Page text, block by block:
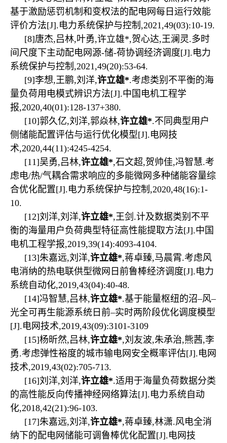
基于激励惩罚机制和变权法的配电网每日运行效能
评价方法[J].电力系统保护与控制 ,2021,49(03):10-19.
[8]唐杰, 吕林,叶勇,许立雄*,贺心达,王澜灵.多时
间尺度下主动配电网源-储-荷协调经济调度[J].电力
系统保护与控制 ,2021,49(20):53-64.
[9]李想,王鹏,刘洋,许立雄*.考虑类别不平衡的海
量负荷用电模式辨识方法[J].中国电机工程学
报,2020,40(01):128-137+380.
[10]郭久亿,刘洋,郭焱林,许立雄*.不同典型用户
侧储能配置评估与运行优化模型[J].电网技
术,2020,44(11):4245-4254.
[11]吴勇, 吕林,许立雄*,石文超,贺帅佳,冯智慧.考
虑电/热/气耦合需求响应的多能微网多种储能容量综
合优化配置[J].电力系统保护与控制 ,2020,48(16):1-
10.
[12]刘洋,刘洋,许立雄*,王剑 .计及数据类别不平
衡的海量用户负荷典型特征高性能提取方法[J].中国
电机工程学报,2019,39(14):4093-4104.
[13]朱嘉远,刘洋,许立雄*,蒋卓臻,马晨霄.考虑风
电消纳的热电联供型微网日前鲁棒经济调度[J].电力
系统自动化,2019,43(04):40-48.
[14]冯智慧, 吕林,许立雄*.基于能量枢纽的沼–风–
光全可再生能源系统日前–实时两阶段优化调度模型
[J].电网技术,2019,43(09):3101-3109
[15]杨昕然, 吕林,许立雄*,刘友波,朱承治,熊茜,李
勇.考虑弹性裕度的城市输电网安全概率评估[J].电网
技术,2019,43(02):705-713.
[16]刘洋,刘洋,许立雄*.适用于海量负荷数据分类
的高性能反向传播神经网络算法[J].电力系统自动
化,2018,42(21):96-103.
[17]朱嘉远,刘洋,许立雄*,蒋卓臻,林潇.风电全消
纳下的配电网储能可调鲁棒优化配置[J].电网技